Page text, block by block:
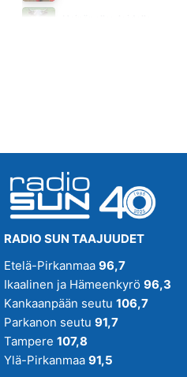
RADIO SUN TAAJUUDET
Etelä-Pirkanmaa 96,7
Ikaalinen ja Hämeenkyrö 96,3
Kankaanpään seutu 106,7
Parkanon seutu 91,7
Tampere 107,8
Ylä-Pirkanmaa 91,5